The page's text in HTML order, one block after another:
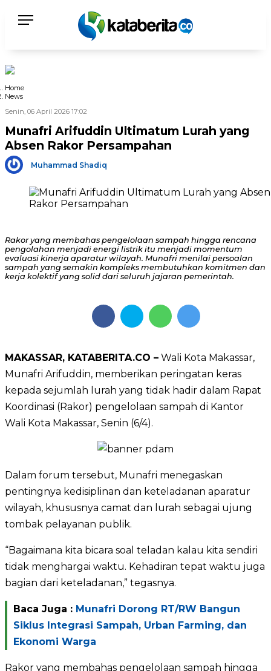
Home
News
Senin, 06 April 2026 17:02
Munafri Arifuddin Ultimatum Lurah yang
Absen Rakor Persampahan
Muhammad Shadiq
Rakor yang membahas pengelolaan sampah hingga rencana
pengolahan menjadi energi listrik itu menjadi momentum
evaluasi kinerja aparatur wilayah. Munafri menilai persoalan
sampah yang semakin kompleks membutuhkan komitmen dan
kerja kolektif yang solid dari seluruh jajaran pemerintah.
MAKASSAR, KATABERITA.CO – Wali Kota Makassar,
Munafri Arifuddin, memberikan peringatan keras
kepada sejumlah lurah yang tidak hadir dalam Rapat
Koordinasi (Rakor) pengelolaan sampah di Kantor
Wali Kota Makassar, Senin (6/4).
Dalam forum tersebut, Munafri menegaskan
pentingnya kedisiplinan dan keteladanan aparatur
wilayah, khususnya camat dan lurah sebagai ujung
tombak pelayanan publik.
“Bagaimana kita bicara soal teladan kalau kita sendiri
tidak menghargai waktu. Kehadiran tepat waktu juga
bagian dari keteladanan,” tegasnya.
Baca Juga : Munafri Dorong RT/RW Bangun
Siklus Integrasi Sampah, Urban Farming, dan
Ekonomi Warga
Rakor yang membahas pengelolaan sampah hingga